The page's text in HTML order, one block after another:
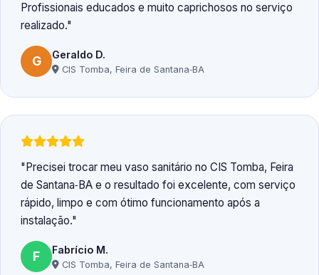
Profissionais educados e muito caprichosos no serviço
realizado.
G Geraldo D.
CIS Tomba, Feira de Santana‑BA
Precisei trocar meu vaso sanitário no CIS Tomba, Feira
de Santana‑BA e o resultado foi excelente, com serviço
rápido, limpo e com ótimo funcionamento após a
instalação.
F Fabrício M.
CIS Tomba, Feira de Santana‑BA